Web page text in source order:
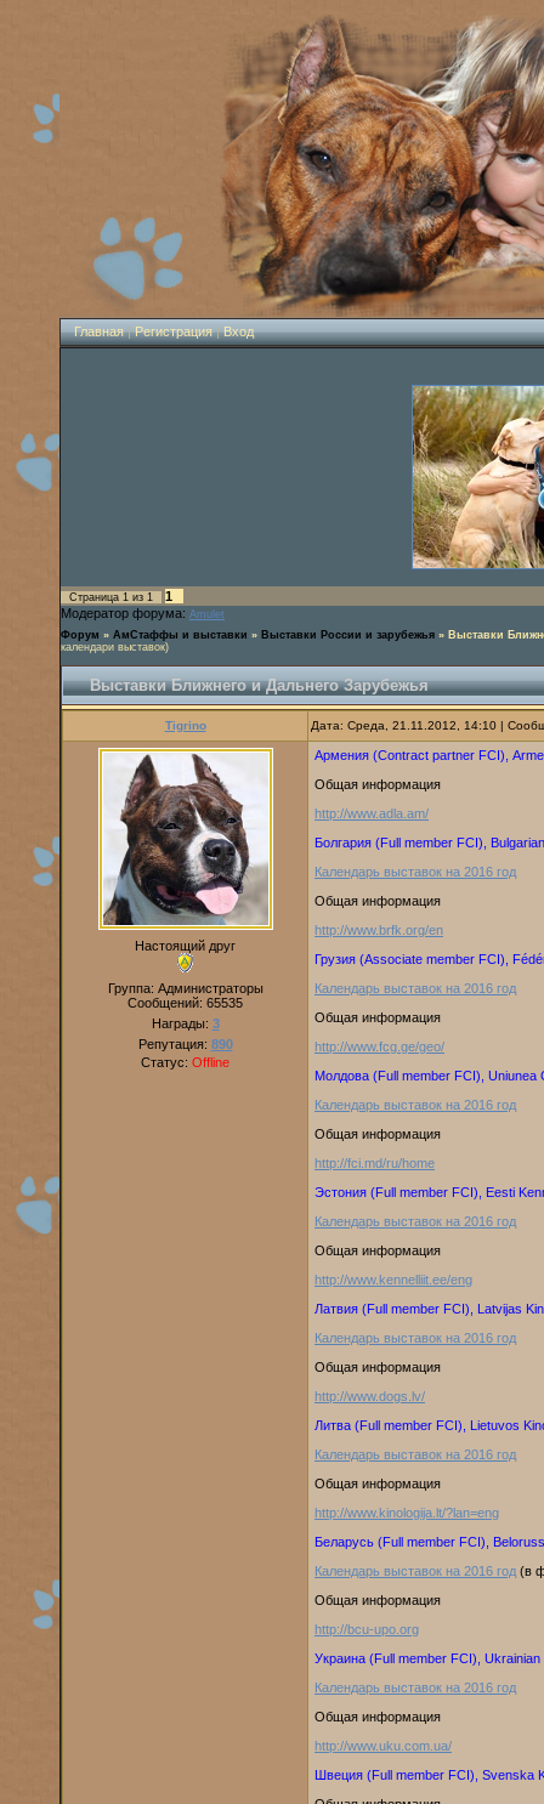
Главная|Регистрация|Вход
Страница 1 из 1
1
Модератор форума: Amulet
Форум » АмСтаффы и выставки » Выставки России и зарубежья » Выставки
календари выставок)
Выставки Ближнего и Дальнего Зарубежья
Tigrino Дата: Среда, 21.11.2012, 14:10 |
Настоящий друг
Группа: Администраторы
Сообщений: 65535
Награды: 3
Репутация: 890
Статус: Offline
Армения (Contract partner FCI),
Общая информация
http://www.adla.am/
Болгария (Full member FCI),
Календарь выставок на 2016 год
Общая информация
http://www.brfk.org/en
Грузия (Associate member FCI),
Календарь выставок на 2016 год
Общая информация
http://www.fcg.ge/geo/
Молдова (Full member FCI), Uniunea
Календарь выставок на 2016 год
Общая информация
http://fci.md/ru/home
Эстония (Full member FCI), Eesti
Календарь выставок на 2016 год
Общая информация
http://www.kennelliit.ee/eng
Латвия (Full member FCI), Latvijas
Календарь выставок на 2016 год
Общая информация
http://www.dogs.lv/
Литва (Full member FCI), Lietuvos
Календарь выставок на 2016 год
Общая информация
http://www.kinologija.lt/?lan=eng
Беларусь (Full member FCI),
Календарь выставок на 2016 год (в
Общая информация
http://bcu-upo.org
Украина (Full member FCI), Ukrainian
Календарь выставок на 2016 год
Общая информация
http://www.uku.com.ua/
Швеция (Full member FCI), Svenska